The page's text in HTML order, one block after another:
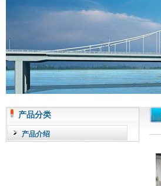
产品分类
产品介绍